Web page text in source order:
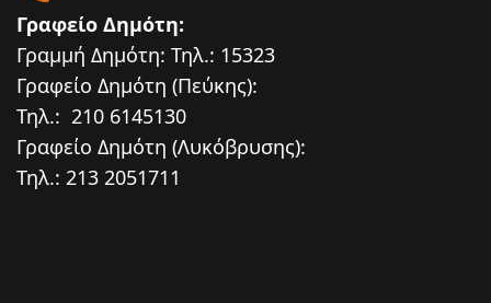
Γραφείο Δημότη:
Γραμμή Δημότη: Τηλ.: 15323
Γραφείο Δημότη (Πεύκης):
Τηλ.: 210 6145130
Γραφείο Δημότη (Λυκόβρυσης):
Τηλ.: 213 2051711